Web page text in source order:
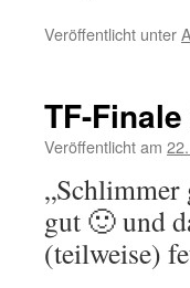
Veröffentlicht unter
TF-
Veröffentlicht am
gut 🙂 und
(teilweise)